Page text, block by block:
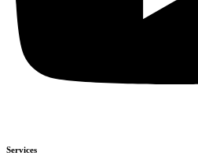
Services